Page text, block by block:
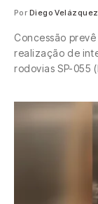
Por Diego Velázquez
Concessão
realização de
rodovias SP-055